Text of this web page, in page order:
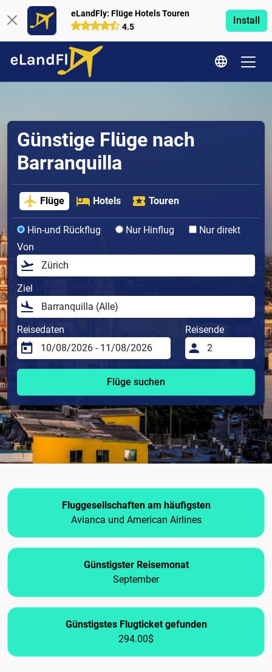
eLandFly: Flüge Hotels Touren
4.5
Install
Günstige Flüge nach
Barranquilla
Flüge Hotels Touren
Hin-und Rückflug Nur Hinflug
Nur direkt
Von
Ziel
Reisedaten Reisende
Flüge suchen
Fluggesellschaften am häufigsten
Avianca und American Airlines
Günstigster Reisemonat
September
Günstigstes Flugticket gefunden
294.00$